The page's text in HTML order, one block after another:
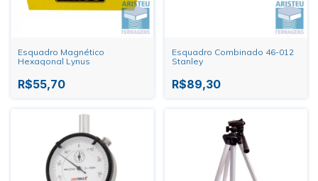
Esquadro Magnético
Hexagonal Lynus
R$55,70
Esquadro Combinado 46-012
Stanley
R$89,30